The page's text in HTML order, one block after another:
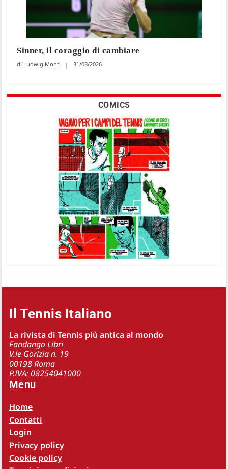
Sinner, il coraggio di cambiare
Ludwig Monti 31/03/2026
COMICS
Il Tennis Italiano
La rivista di Tennis più antica al mondo
Fandango Libri
V.le Gorizia n. 19
00198 Roma
P.IVA: 08254041000
Menu
Home
Contatti
Login
Privacy policy
Cookie policy